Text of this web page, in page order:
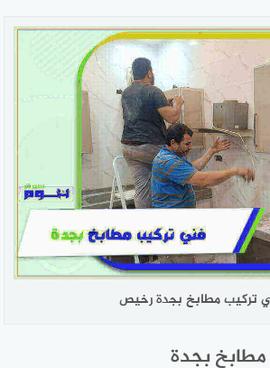
تركيب مطابخ بجدة رخيص
مطابخ بجدة